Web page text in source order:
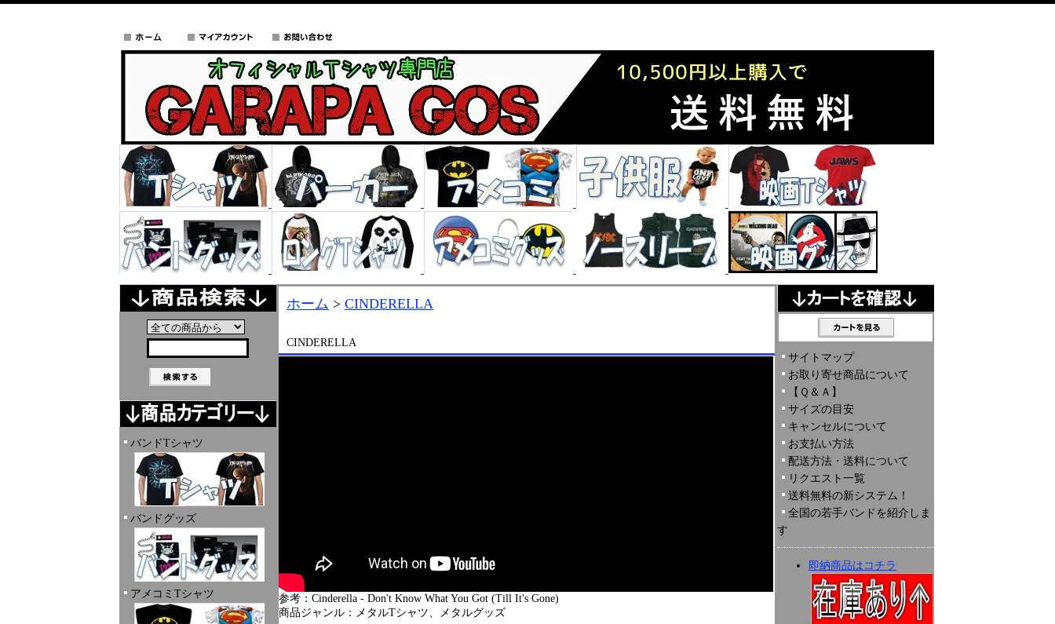
バンドTシャツ
バンドグッズ
アメコミTシャツ
ホーム > CINDERELLA
CINDERELLA
参考：Cinderella - Don't Know What You Got (Till It's Gone)
商品ジャンル：メタルTシャツ、メタルグッズ
サイトマップ
お取り寄せ商品について
【Ｑ＆Ａ】
サイズの目安
キャンセルについて
お支払い方法
配送方法・送料について
リクエスト一覧
送料無料の新システム！
全国の若手バンドを紹介しま
す
即納商品はコチラ